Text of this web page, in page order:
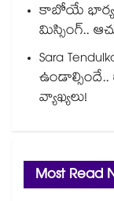
కాబోయే భార్యకు
మిస్సింగ్..
Sara
వ్యాఖ్యలు!
Most Read